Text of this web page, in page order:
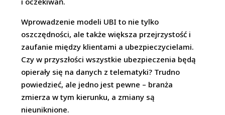
Wprowadzenie modeli UBI to nie tylko
oszczędności, ale także większa przejrzystość i
zaufanie między klientami a ubezpieczycielami.
Czy w przyszłości wszystkie ubezpieczenia będą
opierały się na danych z telematyki? Trudno
powiedzieć, ale jedno jest pewne – branża
zmierza w tym kierunku, a zmiany są
nieuniknione.